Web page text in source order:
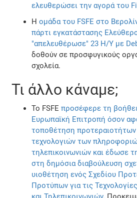
ελευθερώσει την αγορά του
Ηομάδα του FSFE στο
πάρτι εγκατάστασης
"απελευθέρωσε" 23 Η/Υ με
δοθούν σε προσφυγικούς
σχολεία.
Τι άλλο κάναμε;
To FSFEπροσέφερε τη
Ευρωπαϊκή Επιτροπή όσον
τοποθέτηση προτεραιοτήτων
τεχνολογιών των
τηλεπικοινωνιών και έδωσε
στη δημόσια διαβούλευση
υιοθέτηση ενός Σχεδίου
Προτύπων για τις